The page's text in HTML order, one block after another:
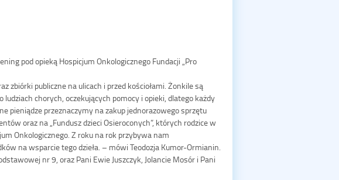
pod opieką Hospicjum Onkologicznego Fundacji „Pro
zbiórki publiczne na ulicach i przed kościołami. Żonkile są
chorych, oczekujących pomocy i opieki, dlatego każdy
pieniądze przeznaczymy na zakup jednorazowego sprzętu
oraz na „Fundusz dzieci Osieroconych”, których rodzice w
Onkologicznego. Z roku na rok przybywa nam
na wsparcie tego dzieła. – mówi Teodozja Kumor-Ormianin.
nr 9, oraz Pani Ewie Juszczyk, Jolancie Mosór i Pani